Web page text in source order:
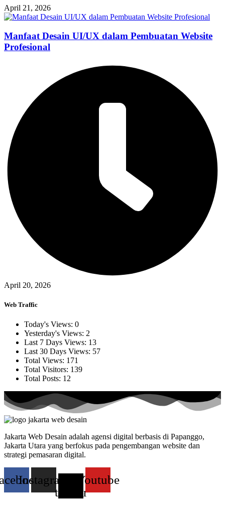
April 21, 2026
Manfaat Desain UI/UX dalam Pembuatan Website
Profesional
April 20, 2026
Web Traffic
Today's Views: 0
Yesterday's Views: 2
Last 7 Days Views: 13
Last 30 Days Views: 57
Total Views: 171
Total Visitors: 139
Total Posts: 12
Jakarta Web Desain adalah agensi digital berbasis di Papanggo,
Jakarta Utara yang berfokus pada pengembangan website dan
strategi pemasaran digital.
Instagram
twitter
Youtube